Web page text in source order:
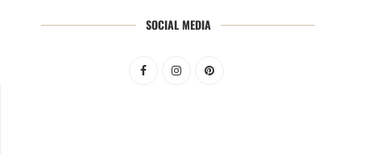
SOCIAL MEDIA